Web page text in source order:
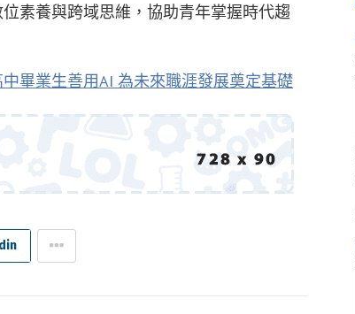
素養與跨域思維，協助青年掌握時代趨
畢業生善用AI 為未來職涯發展奠定基礎